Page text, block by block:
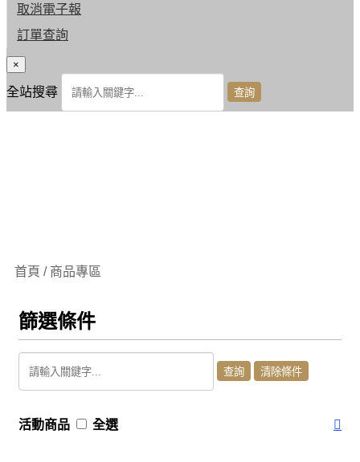
取消電子報
訂單查詢
×
全站搜尋
首頁 / 商品專區
篩選條件
活動商品 全選